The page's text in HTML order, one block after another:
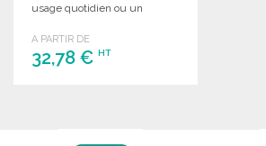
usage quotidien ou un
A PARTIR DE
32,78 € HT